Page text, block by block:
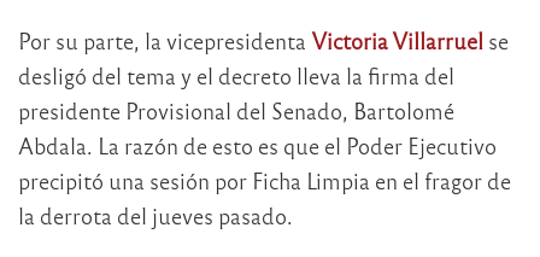
Por su parte, la vicepresidenta Victoria Villarruel se
desligó del tema y el decreto lleva la firma del
presidente Provisional del Senado, Bartolomé
Abdala. La razón de esto es que el Poder Ejecutivo
precipitó una sesión por Ficha Limpia en el fragor de
la derrota del jueves pasado.